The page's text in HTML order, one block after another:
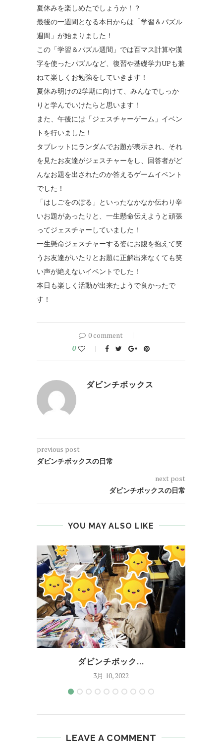
夏休みを楽しめたでしょうか！？
最後の一週間となる本日からは「学習＆パズル
週間」が始まりました！
この「学習＆パズル週間」では百マス計算や漢
字を使ったパズルなど、復習や基礎学力UPも兼
ねて楽しくお勉強をしていきます！
夏休み明けの2学期に向けて、みんなでしっか
りと学んでいけたらと思います！
また、午後には「ジェスチャーゲーム」イベン
トを行いました！
タブレットにランダムでお題が表示され、それ
を見たお友達がジェスチャーをし、回答者がど
んなお題を出されたのか答えるゲームイベント
でした！
「はしごをのぼる」といったなかなか伝わり辛
いお題があったりと、一生懸命伝えようと頑張
ってジェスチャーしていました！
一生懸命ジェスチャーする姿にお腹を抱えて笑
うお友達がいたりとお題に正解出来なくても笑
い声が絶えないイベントでした！
本日も楽しく活動が出来たようで良かったで
す！
0 comment
0
ダビンチボックス
previous post
ダビンチボックスの日常
next post
ダビンチボックスの日常
YOU MAY ALSO LIKE
ダビンチボック...
3月 10, 2022
LEAVE A COMMENT